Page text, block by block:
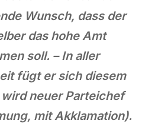
Wunsch, dass der
das hohe Amt
soll. – In aller
fügt er sich diesem
neuer Parteichef
mit Akklamation).